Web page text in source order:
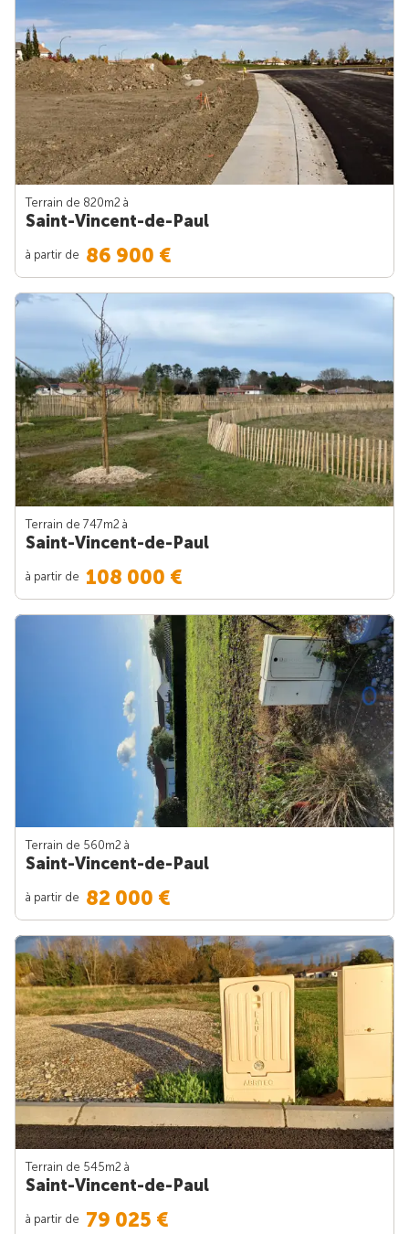
Terrain de 820m2 à
Saint-Vincent-de-Paul
à partir de 86 900 €
Terrain de 747m2 à
Saint-Vincent-de-Paul
à partir de 108 000 €
Terrain de 560m2 à
Saint-Vincent-de-Paul
à partir de 82 000 €
Terrain de 545m2 à
Saint-Vincent-de-Paul
à partir de 79 025 €